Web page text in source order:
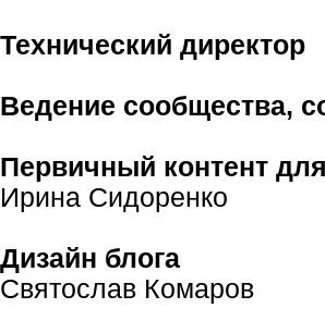
Технический директор
Ведение сообщества,
Первичный контент
Ирина Сидоренко
Дизайн блога
Святослав Комаров